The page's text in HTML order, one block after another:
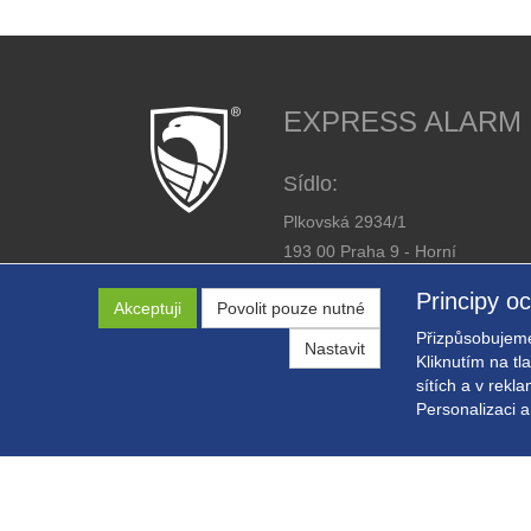
Akceptuji Povolit pouze nutné
Nastavit
Principy
Kliknutím na
sítích a v
Personalizaci
EXPRESS
Sídlo:
Plkovská 2934/1
193 00 Praha 9 - Horní
IČ: 26446863
DIČ: CZ26446863